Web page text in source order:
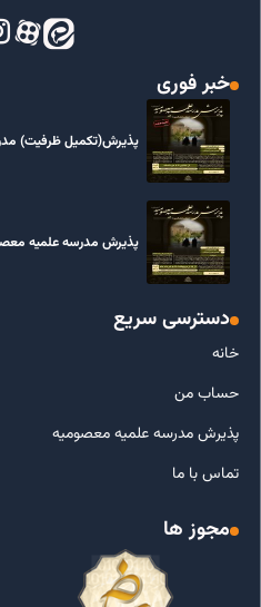
خبر فوری
پذیرش(تکمیل ظرفیت)
پذیرش مدرسه علمیه
دسترسی سریع
خانه
حساب من
پذیرش مدرسه علمیه معصومیه
تماس با ما
مجوز ها